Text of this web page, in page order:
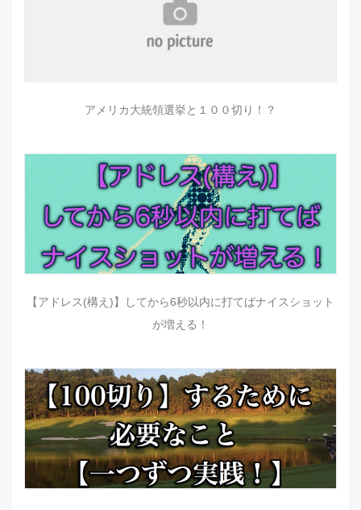
アメリカ大統領選挙と１００切り！？
【アドレス(構え)】してから6秒以内に打てばナイスショット
が増える！